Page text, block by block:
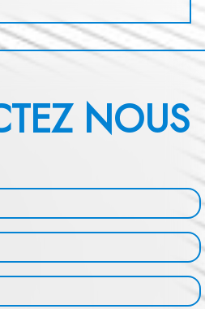
NOUS